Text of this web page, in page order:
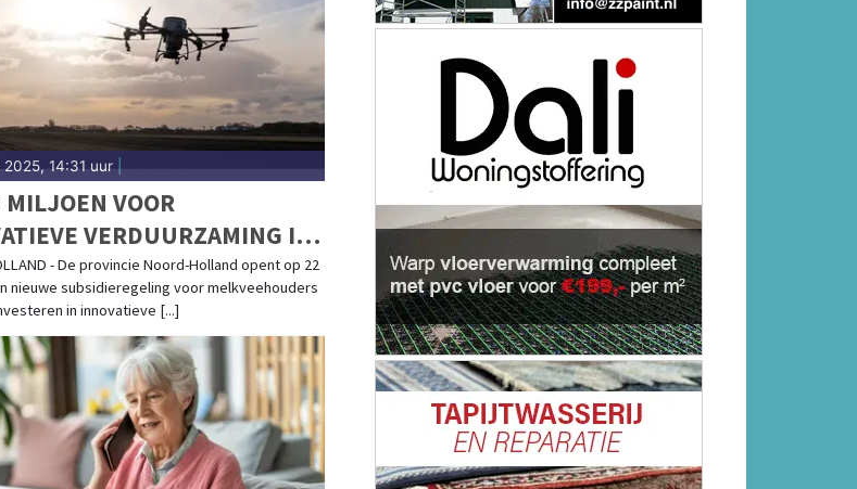
2025, 14:31 uur|
VOOR
VERDUURZAMING IN
- De provincie Noord-Holland opent op 22
nieuwe subsidieregeling voor melkveehouders
in innovatieve [...]